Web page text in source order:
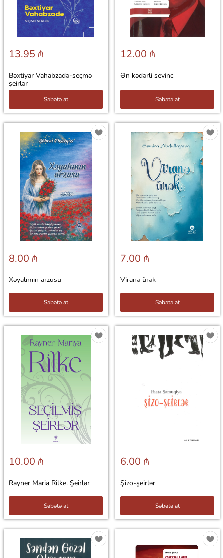
13.95 ₼
Bəxtiyar Vahabzadə-seçmə
şeirlər
Səbətə at
12.00 ₼
Ən kədərli sevinc
Səbətə at
8.00 ₼
Xəyalımın arzusu
Səbətə at
7.00 ₼
Viranə ürək
Səbətə at
10.00 ₼
Rayner Maria Rilke. Şeirlər
Səbətə at
6.00 ₼
Şizo-şeirlər
Səbətə at